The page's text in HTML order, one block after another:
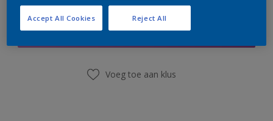
Vind een winkel
Voeg toe aan klus
Reject All
Accept All Cookies